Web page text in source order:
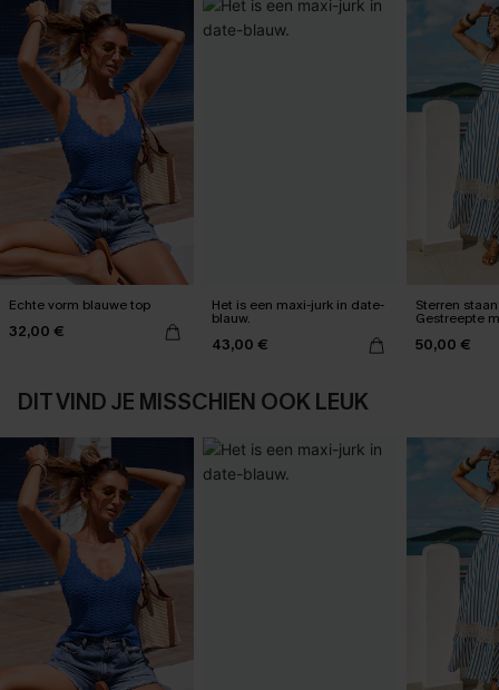
Echte vorm blauwe top
32,00 €
Het is een maxi-jurk in date-
blauw.
43,00 €
Sterren
Gestreepte
50,00 €
DIT VIND JE MISSCHIEN OOK LEUK